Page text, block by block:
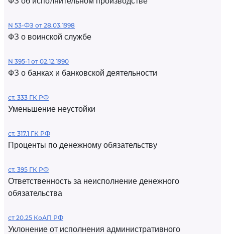
N 53-ФЗ от 28.03.1998
ФЗ о воинской службе
N 395-1 от 02.12.1990
ФЗ о банках и банковской деятельности
ст. 333 ГК РФ
Уменьшение неустойки
ст. 317.1 ГК РФ
Проценты по денежному обязательству
ст. 395 ГК РФ
Ответственность за неисполнение денежного
обязательства
ст 20.25 КоАП РФ
Уклонение от исполнения административного